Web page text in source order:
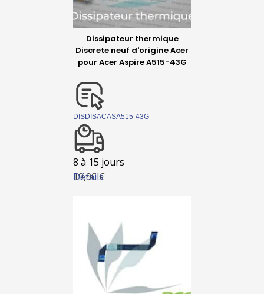
Détails
Dissipateur thermique
Discrete neuf d'origine Acer
pour Acer Aspire A515-43G
DISDISACASA515-43G
8 à 15 jours
19,90 €